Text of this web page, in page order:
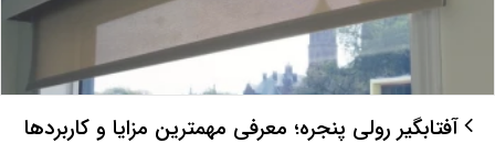
آفتابگیر رولی پنجره؛ معرفی مهمترین مزایا و کاربردها